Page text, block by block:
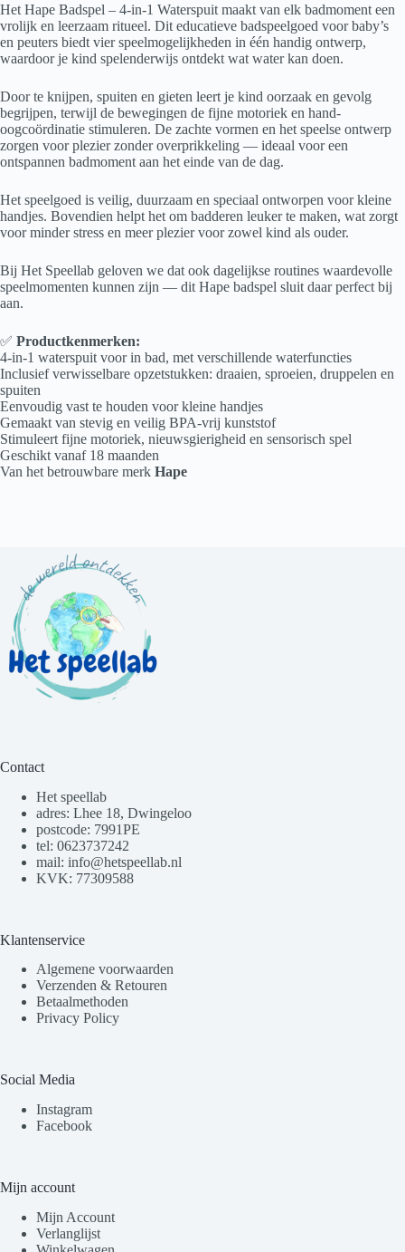
Het Hape Badspel – 4-in-1 Waterspuit maakt van elk badmoment een
vrolijk en leerzaam ritueel. Dit educatieve badspeelgoed voor baby’s
en peuters biedt vier speelmogelijkheden in één handig ontwerp,
waardoor je kind spelenderwijs ontdekt wat water kan doen.
Door te knijpen, spuiten en gieten leert je kind oorzaak en gevolg
begrijpen, terwijl de bewegingen de fijne motoriek en hand-
oogcoördinatie stimuleren. De zachte vormen en het speelse ontwerp
zorgen voor plezier zonder overprikkeling — ideaal voor een
ontspannen badmoment aan het einde van de dag.
Het speelgoed is veilig, duurzaam en speciaal ontworpen voor kleine
handjes. Bovendien helpt het om badderen leuker te maken, wat zorgt
voor minder stress en meer plezier voor zowel kind als ouder.
Bij Het Speellab geloven we dat ook dagelijkse routines waardevolle
speelmomenten kunnen zijn — dit Hape badspel sluit daar perfect bij
aan.
✅ Productkenmerken:
4-in-1 waterspuit voor in bad, met verschillende waterfuncties
Inclusief verwisselbare opzetstukken: draaien, sproeien, druppelen en
spuiten
Eenvoudig vast te houden voor kleine handjes
Gemaakt van stevig en veilig BPA-vrij kunststof
Stimuleert fijne motoriek, nieuwsgierigheid en sensorisch spel
Geschikt vanaf 18 maanden
Van het betrouwbare merk Hape
Contact
Het speellab
adres: Lhee 18, Dwingeloo
postcode: 7991PE
tel: 0623737242
mail: info@hetspeellab.nl
KVK: 77309588
Klantenservice
Algemene voorwaarden
Verzenden & Retouren
Betaalmethoden
Privacy Policy
Social Media
Instagram
Facebook
Mijn account
Mijn Account
Verlanglijst